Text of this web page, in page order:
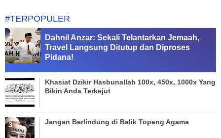
#TERPOPULER
Dahnil Anzar: Sekali Telantarkan Jemaah,
Travel Langsung Ditutup dan Diproses
Pidana!
Khasiat Dzikir Hasbunallah 100x, 450x, 1000x Yang
Bikin Anda Terkejut
Jangan Berlindung di Balik Topeng Agama